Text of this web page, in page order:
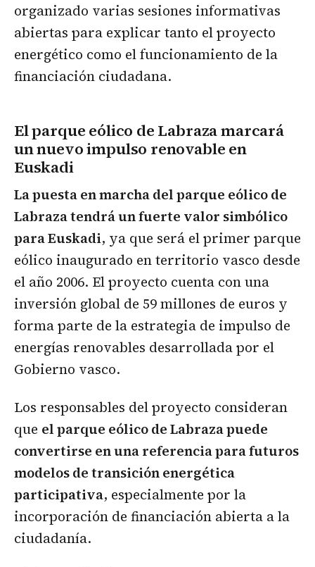
organizado varias sesiones informativas
abiertas para explicar tanto el proyecto
energético como el funcionamiento de la
financiación ciudadana.
El parque eólico de Labraza marcará
un nuevo impulso renovable en
Euskadi
La puesta en marcha del parque eólico de
Labraza tendrá un fuerte valor simbólico
para Euskadi, ya que será el primer parque
eólico inaugurado en territorio vasco desde
el año 2006. El proyecto cuenta con una
inversión global de 59 millones de euros y
forma parte de la estrategia de impulso de
energías renovables desarrollada por el
Gobierno vasco.
Los responsables del proyecto consideran
que el parque eólico de Labraza puede
convertirse en una referencia para futuros
modelos de transición energética
participativa, especialmente por la
incorporación de financiación abierta a la
ciudadanía.